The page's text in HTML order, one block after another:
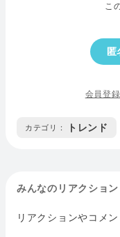
こ
匿
会員登録
カテゴリ : トレンド
みんなのリアクション
リアクションやコメ